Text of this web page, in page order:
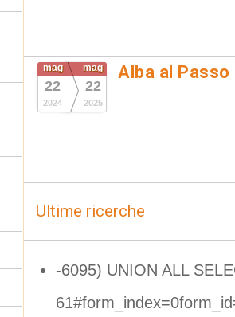
mag
22
2024
mag
22
2025
Alba al Passo
Ultime ricerche
-6095) UNION ALL